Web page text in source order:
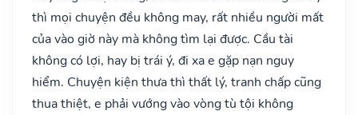
thì mọi chuyện đều không may, rất nhiều người mất
của vào giờ này mà không tìm lại được. Cầu tài
không có lợi, hay bị trái ý, đi xa e gặp nạn nguy
hiểm. Chuyện kiện thưa thì thất lý, tranh chấp cũng
thua thiệt, e phải vướng vào vòng tù tội không